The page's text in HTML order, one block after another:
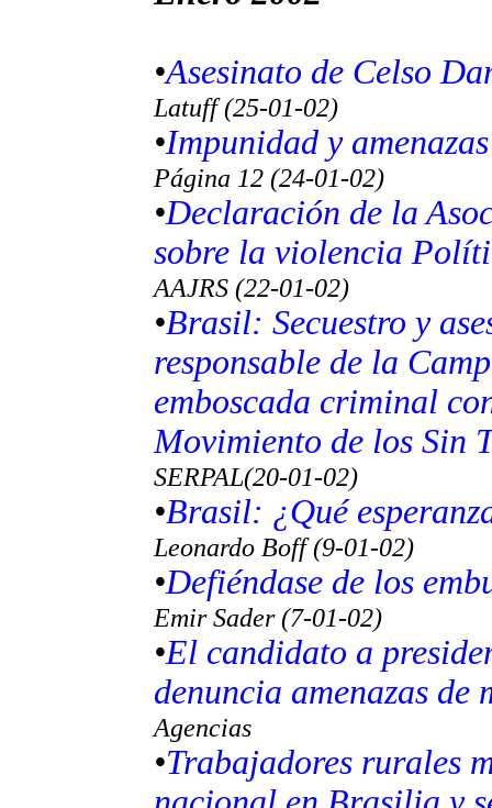
•Asesinato de Celso
Latuff (25-01-02)
•Impunidad y
Página 12 (24-01-02)
•Declaración de la
sobre la violencia
AAJRS (22-01-02)
•Brasil: Secuestro y
responsable de la
emboscada criminal
Movimiento de los Sin
SERPAL(20-01-02)
•Brasil: ¿Qué
Leonardo Boff (9-01-02)
•Defiéndase de los
Emir Sader (7-01-02)
•El candidato a
denuncia amenazas de
Agencias
•Trabajadores rurales